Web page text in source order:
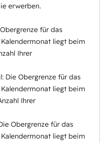
erwerben.
für das
liegt beim
Ihrer
Die Obergrenze für das
liegt beim
Ihrer
Obergrenze für das
liegt beim